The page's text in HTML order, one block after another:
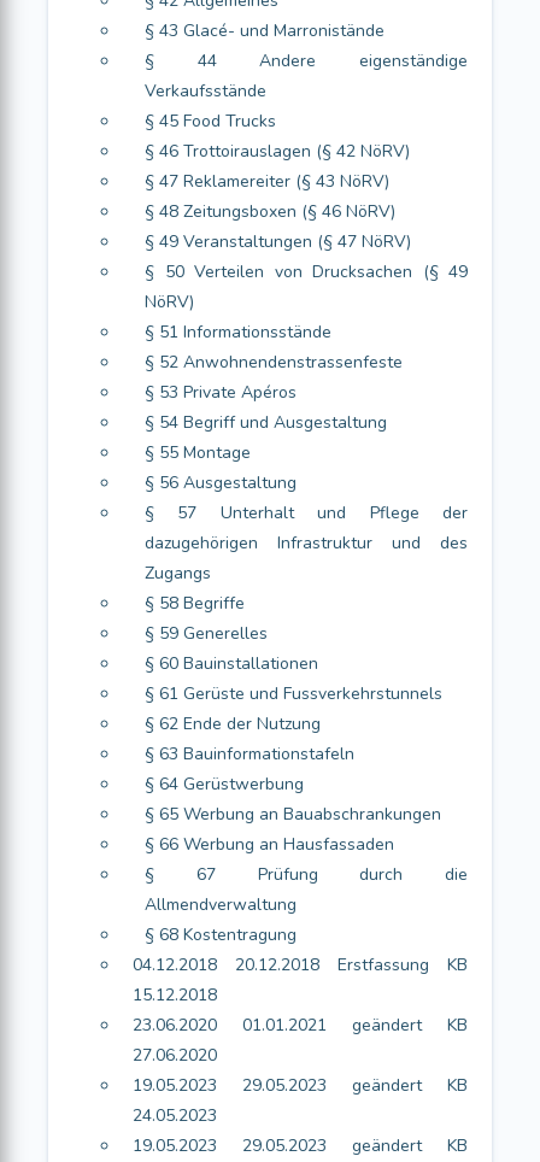
§ 43 Glacé- und Marronistände
§ 44 Andere eigenständige
Verkaufsstände
§ 45 Food Trucks
§ 46 Trottoirauslagen (§ 42 NöRV)
§ 47 Reklamereiter (§ 43 NöRV)
§ 48 Zeitungsboxen (§ 46 NöRV)
§ 49 Veranstaltungen (§ 47 NöRV)
§ 50 Verteilen von Drucksachen (§ 49
NöRV)
§ 51 Informationsstände
§ 52 Anwohnendenstrassenfeste
§ 53 Private Apéros
§ 54 Begriff und Ausgestaltung
§ 55 Montage
§ 56 Ausgestaltung
§ 57 Unterhalt und Pflege der
dazugehörigen Infrastruktur und des
Zugangs
§ 58 Begriffe
§ 59 Generelles
§ 60 Bauinstallationen
§ 61 Gerüste und Fussverkehrstunnels
§ 62 Ende der Nutzung
§ 63 Bauinformationstafeln
§ 64 Gerüstwerbung
§ 65 Werbung an Bauabschrankungen
§ 66 Werbung an Hausfassaden
§ 67 Prüfung durch die
Allmendverwaltung
§ 68 Kostentragung
04.12.2018 20.12.2018 Erstfassung KB
15.12.2018
23.06.2020 01.01.2021 geändert KB
27.06.2020
19.05.2023 29.05.2023 geändert KB
24.05.2023
19.05.2023 29.05.2023 geändert KB